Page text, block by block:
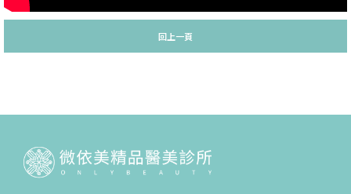
回上一頁